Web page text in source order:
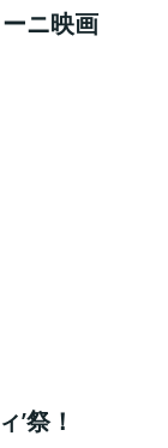
ニ映画
’祭！